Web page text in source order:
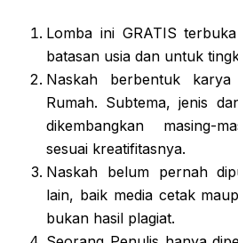
Lomba ini GRATIS
batasan usia dan untuk
Naskah berbentuk
Rumah. Subtema, jenis
dikembangkan masing-
sesuai kreatifitasnya.
Naskah belum pernah
lain, baik media cetak
bukan hasil plagiat.